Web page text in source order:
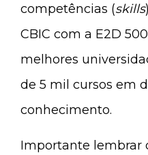
competências (skills
CBIC com a E2D
melhores
de 5 mil cursos em
conhecimento.
Importante lembrar